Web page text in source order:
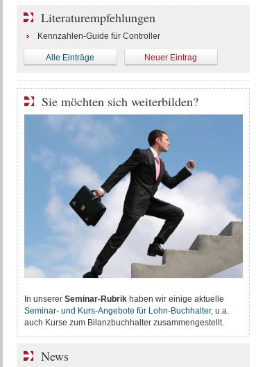
Literaturempfehlungen
Kennzahlen-Guide für Controller
Alle Einträge Neuer Eintrag
Sie möchten sich weiterbilden?
In unserer Seminar-Rubrikhaben wir einige aktuelle
Seminar- und Kurs-Angebote für Lohn-Buchhalter, u.a.
auch Kurse zum Bilanzbuchhalter zusammengestellt.
News